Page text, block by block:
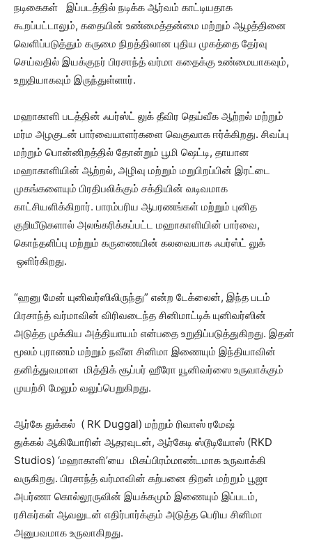
நடிகைகள் இப்படத்தில் நடிக்க ஆர்வம் காட்டியதாக
கூறப்பட்டாலும், கதையின் உண்மைத்தன்மை மற்றும் ஆழத்தினை
வெளிப்படுத்தும் கருமை நிறத்திலான புதிய முகத்தை தேர்வு
செய்வதில் இயக்குநர் பிரசாந்த் வர்மா கதைக்கு உண்மையாகவும்,
உறுதியாகவும் இருந்துள்ளார்.
மஹாகாளி படத்தின் ஃபர்ஸ்ட் லுக் தீவிர தெய்வீக ஆற்றல் மற்றும்
மர்ம அழகுடன் பார்வையாளர்களை வெகுவாக ஈர்க்கிறது. சிவப்பு
மற்றும் பொன்னிறத்தில் தோன்றும் பூமி ஷெட்டி, தாயான
மஹாகாளியின் ஆற்றல், அழிவு மற்றும் மறுபிறப்பின் இரட்டை
முகங்களையும் பிரதிபலிக்கும் சக்தியின் வடிவமாக
காட்சியளிக்கிறார். பாரம்பரிய ஆபரணங்கள் மற்றும் புனித
குறியீடுகளால் அலங்கரிக்கப்பட்ட மஹாகாளியின் பார்வை,
கொந்தளிப்பு மற்றும் கருணையின் கலவையாக ஃபர்ஸ்ட் லுக்
ஒளிர்கிறது.
“ஹனு மேன் யுனிவர்ஸிலிருந்து” என்ற டேக்லைன், இந்த படம்
பிரசாந்த் வர்மாவின் விரிவடைந்த சினிமாட்டிக் யுனிவர்ஸின்
அடுத்த முக்கிய அத்தியாயம் என்பதை உறுதிப்படுத்துகிறது. இதன்
மூலம் புராணம் மற்றும் நவீன சினிமா இணையும் இந்தியாவின்
தனித்துவமான மித்திக் சூப்பர் ஹீரோ யூனிவர்ஸை உருவாக்கும்
முயற்சி மேலும் வலுப்பெறுகிறது.
ஆர்கே துக்கல் ( RK Duggal) மற்றும் ரிவாஸ் ரமேஷ்
துக்கல் ஆகியோரின் ஆதரவுடன், ஆர்கேடி ஸ்டூடியோஸ் (RKD
Studios) ‘மஹாகாளி’யை மிகப்பிரம்மாண்டமாக உருவாக்கி
வருகிறது. பிரசாந்த் வர்மாவின் கற்பனை திறன் மற்றும் பூஜா
அபர்ணா கொல்லூருவின் இயக்கமும் இணையும் இப்படம்,
ரசிகர்கள் ஆவலுடன் எதிர்பார்க்கும் அடுத்த பெரிய சினிமா
அனுபவமாக உருவாகிறது.